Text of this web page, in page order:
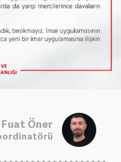
Fuat Öner